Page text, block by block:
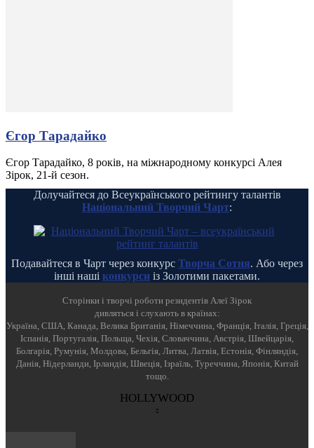
Єгор Тарадайко
Єгор Тарадайко, 8 років, на міжнародному конкурсі Алея
Зірок, 21-й сезон.
Долучайтеся до Всеукраїнського рейтингу талантів
Національний Творчий Чарт:
Подавайтеся в Чарт через конкурс Творча Сотня. Або через
інші наші конкурси із Золотими пакетами.
Cторінки і творчі роботи резидентів Алеї Зірок
дивляться і слухають в країнах:
Україна, США, Канада, Велика Британія, Німеччина, Франція, Італія, Греція,
Іспанія, Португалія, Польща, Чехія, Словаччина, Австрія, Швейцарія,
Болгарія, Румунія, Молдова, Бельгія, Литва, Латвія, Естонія, Фінляндія,
Данія, Нідерланди, Ірландія, Швеція, Ізраїль, Туреччина, Японія, Китай
тощо.
HOLLYWOOD